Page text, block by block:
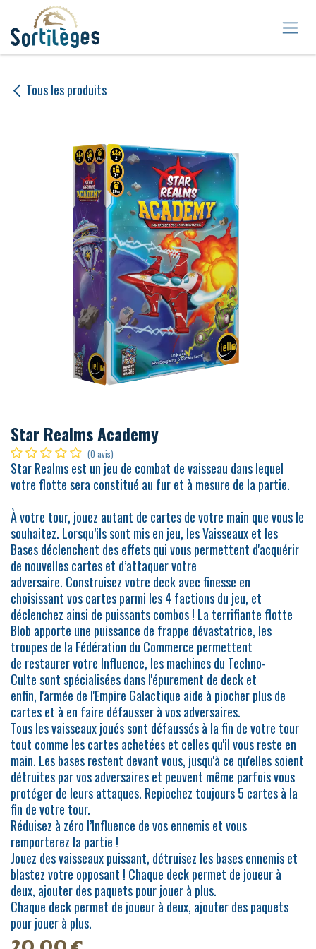
Se rendre au contenu
Tous les produits
Star Realms Academy
(0 avis)
Star Realms est un jeu de combat de vaisseau dans lequel
votre flotte sera constitué au fur et à mesure de la partie.
À votre tour, jouez autant de cartes de votre main que vous le
souhaitez. Lorsqu’ils sont mis en jeu, les Vaisseaux et les
Bases déclenchent des effets qui vous permettent d'acquérir
de nouvelles cartes et d’attaquer votre
adversaire. Construisez votre deck avec finesse en
choisissant vos cartes parmi les 4 factions du jeu, et
déclenchez ainsi de puissants combos ! La terrifiante flotte
Blob apporte une puissance de frappe dévastatrice, les
troupes de la Fédération du Commerce permettent
de restaurer votre Influence, les machines du Techno-
Culte sont spécialisées dans l'épurement de deck et
enfin, l'armée de l'Empire Galactique aide à piocher plus de
cartes et à en faire défausser à vos adversaires.
Tous les vaisseaux joués sont défaussés à la fin de votre tour
tout comme les cartes achetées et celles qu'il vous reste en
main. Les bases restent devant vous, jusqu'à ce qu'elles soient
détruites par vos adversaires et peuvent même parfois vous
protéger de leurs attaques. Repiochez toujours 5 cartes à la
fin de votre tour.
Réduisez à zéro l’Influence de vos ennemis et vous
remporterez la partie !
Jouez des vaisseaux puissant, détruisez les bases ennemis et
blastez votre opposant ! Chaque deck permet de joueur à
deux, ajouter des paquets pour jouer à plus.
Chaque deck permet de joueur à deux, ajouter des paquets
pour jouer à plus.